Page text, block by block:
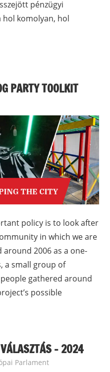
pénzügyi
hol komolyan, hol
PARTY TOOLKIT
policy is to look after
in which we are
2006 as a one-
a small group of
gathered around
possible
– 2024
Parlament